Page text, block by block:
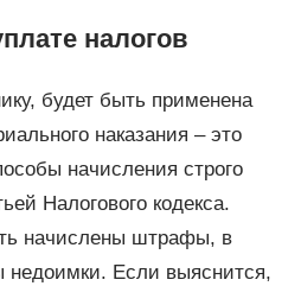
налогов
будет быть применена
наказания – это
начисления строго
Налогового кодекса.
начислены штрафы, в
недоимки. Если выяснится,